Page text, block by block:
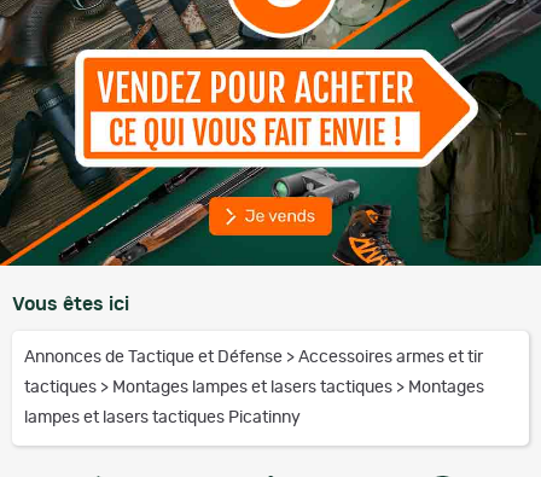
Vous êtes ici
Annonces de Tactique et Défense > Accessoires armes et tir
tactiques > Montages lampes et lasers tactiques > Montages
lampes et lasers tactiques Picatinny